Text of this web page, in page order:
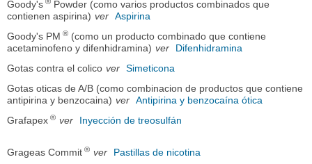
Goody's
Powder (como varios productos combinados que
contienen aspirina) ver Aspirina
Goody's PM ® (como un producto combinado que contiene
acetaminofeno y difenhidramina) ver
Difenhidramina
Gotas contra el colico ver Simeticona
Gotas oticas de A/B (como combinacion de productos que contiene
antipirina y benzocaina) ver Antipirina y benzocaína ótica
Grafapex ® ver Inyección de treosulfán
Grageas Commit ® ver
Pastillas de nicotina